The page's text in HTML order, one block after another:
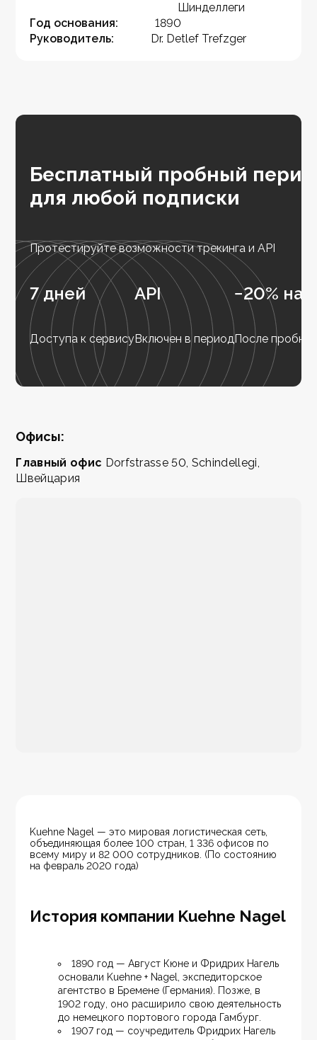
Шинделлеги
Год основания:
1890
Руководитель:
Dr. Detlef Trefzger
Бесплатный пробный
для любой подписки
Протестируйте возможности трекинга и API
7 дней
Доступа к сервису
API
Включен в период
−20% на
После
Офисы:
Главный офис Dorfstrasse 50, Schindellegi,
Швейцария
Kuehne Nagel — это мировая логистическая сеть,
объединяющая более 100 стран, 1 336 офисов по
всему миру и 82 000 сотрудников. (По состоянию
на февраль 2020 года)
История компании Kuehne Nagel
1890 год — Август Кюне и Фридрих Нагель
основали Kuehne + Nagel, экспедиторское
агентство в Бремене (Германия). Позже, в
1902 году, оно расширило свою деятельность
до немецкого портового города Гамбург.
1907 год — соучредитель Фридрих Нагель